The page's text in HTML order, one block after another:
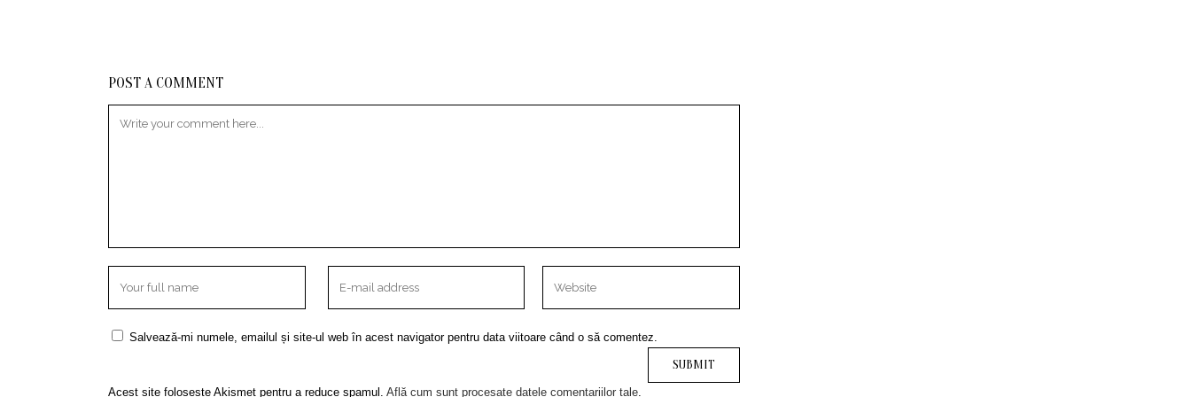
POST A COMMENT
Salvează-mi numele, emailul și site-ul web în acest navigator pentru data viitoare când o să comentez.
Acest site folosește Akismet pentru a reduce spamul. Află cum sunt procesate datele comentariilor tale.